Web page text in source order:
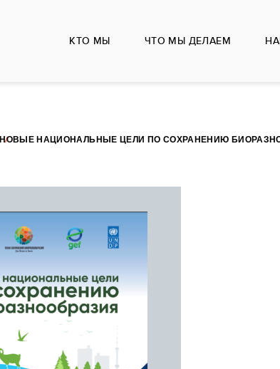
КТО МЫ ЧТО МЫ ДЕЛАЕМ
НОВЫЕ НАЦИОНАЛЬНЫЕ ЦЕЛИ ПО СОХРАНЕНИЮ